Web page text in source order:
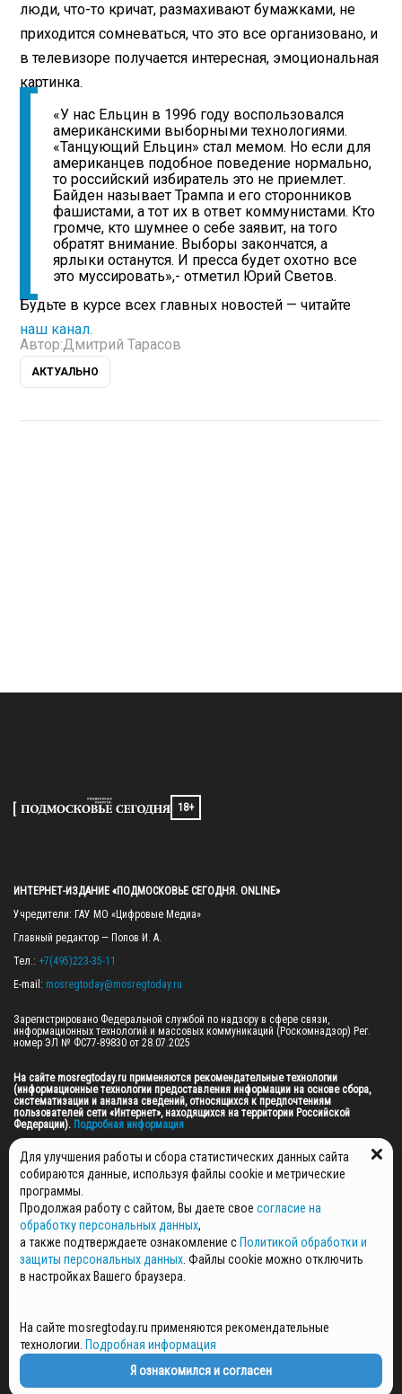
люди, что-то кричат, размахивают бумажками, не
приходится сомневаться, что это все организовано, и
в телевизоре получается интересная, эмоциональная
картинка.
«У нас Ельцин в 1996 году воспользовался
американскими выборными технологиями.
«Танцующий Ельцин» стал мемом. Но если для
американцев подобное поведение нормально,
то российский избиратель это не приемлет.
Байден называет Трампа и его сторонников
фашистами, а тот их в ответ коммунистами. Кто
громче, кто шумнее о себе заявит, на того
обратят внимание. Выборы закончатся, а
ярлыки останутся. И пресса будет охотно все
это муссировать»,- отметил Юрий Светов.
Будьте в курсе всех главных новостей — читайте
наш канал.
Автор:Дмитрий Тарасов
АКТУАЛЬНО
18+
ИНТЕРНЕТ-ИЗДАНИЕ «ПОДМОСКОВЬЕ СЕГОДНЯ. ONLINE»
Учредители: ГАУ МО «Цифровые Медиа»
Главный редактор — Попов И. А.
Тел.: +7(495)223-35-11
E-mail: mosregtoday@mosregtoday.ru
Зарегистрировано Федеральной службой по надзору в сфере связи,
информационных технологий и массовых коммуникаций (Роскомнадзор) Рег.
номер ЭЛ № ФС77-89830 от 28.07.2025
На сайте mosregtoday.ru применяются рекомендательные технологии
(информационные технологии предоставления информации на основе сбора,
систематизации и анализа сведений, относящихся к предпочтениям
пользователей сети «Интернет», находящихся на территории Российской
Федерации). Подробная информация
© 2026 ПРАВА НА ВСЕ МАТЕРИАЛЫ САЙТА ПРИНАДЛЕЖАТ ГАУ МО "ЦИФРОВЫЕ
МЕДИА" (ОГРН: 1255000059467).
ПОЛИТИКА ОБРАБОТКИ И ЗАЩИТЫ ПЕРСОНАЛЬНЫХ ДАННЫХ
НОВОСТИ
ГАЗЕТЫ
РЕКЛАМОДАТЕЛЯМ
СПЕЦПРОЕКТЫ
СТАТЬИ
ПОЛИТИКА КОНФИДЕНЦИАЛЬНОСТИ
Для улучшения работы и сбора статистических данных сайта
собираются данные, используя файлы cookie и метрические
программы.
Продолжая работу с сайтом, Вы даете свое согласие на
обработку персональных данных,
а также подтверждаете ознакомление с Политикой обработки и
защиты персональных данных . Файлы cookie можно отключить
в настройках Вашего браузера.
На сайте mosregtoday.ru применяются рекомендательные
технологии. Подробная информация
Я ознакомился и согласен